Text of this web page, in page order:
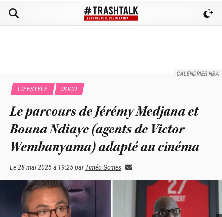
CALENDRIER NBA
LIFESTYLE DOCU
Le parcours de Jérémy Medjana et
Bouna Ndiaye (agents de Victor
Wembanyama) adapté au cinéma
Le28 mai 2025 à 19:25par Timéo Gomes